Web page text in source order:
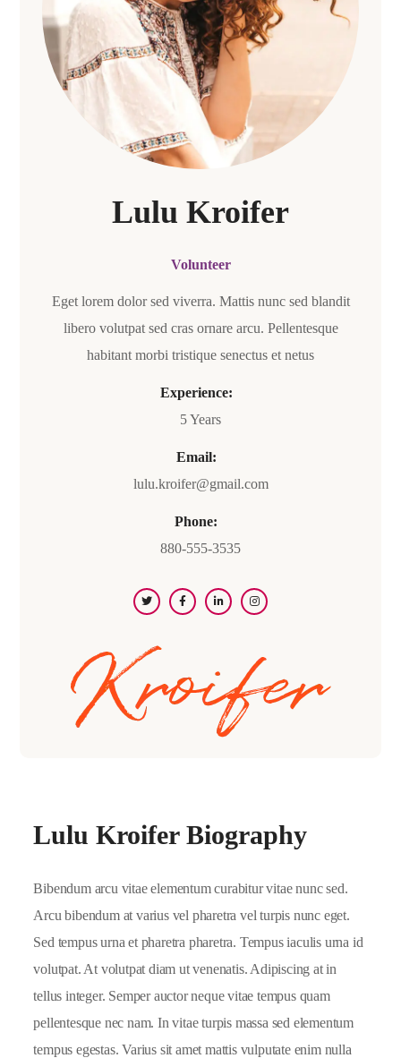
Lulu Kroifer
Volunteer
Eget lorem dolor sed viverra. Mattis nunc sed blandit
libero volutpat sed cras ornare arcu. Pellentesque
habitant morbi tristique senectus et netus
Experience:
5 Years
Email:
lulu.kroifer@gmail.com
Phone:
880-555-3535
Lulu Kroifer Biography
Bibendum arcu vitae elementum curabitur vitae nunc sed.
Arcu bibendum at varius vel pharetra vel turpis nunc eget.
Sed tempus urna et pharetra pharetra. Tempus iaculis urna id
volutpat. At volutpat diam ut venenatis. Adipiscing at in
tellus integer. Semper auctor neque vitae tempus quam
pellentesque nec nam. In vitae turpis massa sed elementum
tempus egestas. Varius sit amet mattis vulputate enim nulla